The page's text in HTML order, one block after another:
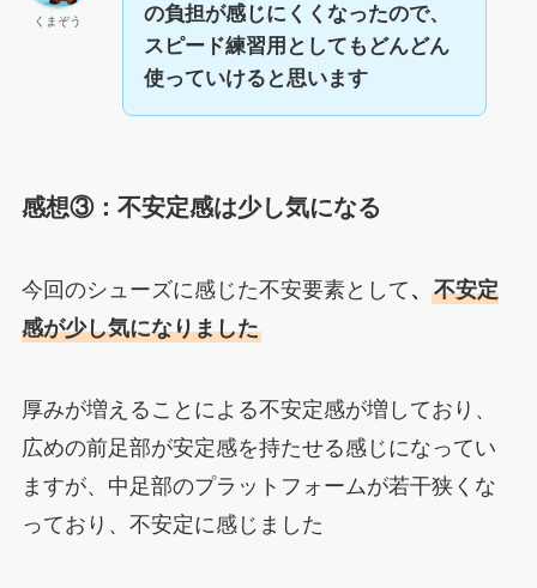
くまぞう
の負担が感じにくくなったので、
スピード練習用としてもどんどん
使っていけると思います
感想③：不安定感は少し気になる
今回のシューズに感じた不安要素として 、 不安定
感が少し気になりました
厚みが増えることによる不安定感が増しており、
広めの前足部が安定感を持たせる感じになってい
ますが、中足部のプラットフォームが若干狭くな
っており、不安定に感じました